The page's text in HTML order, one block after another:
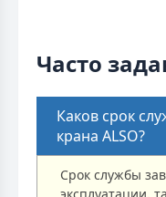
Часто
Каков срок
крана ALSO?
Срок службы